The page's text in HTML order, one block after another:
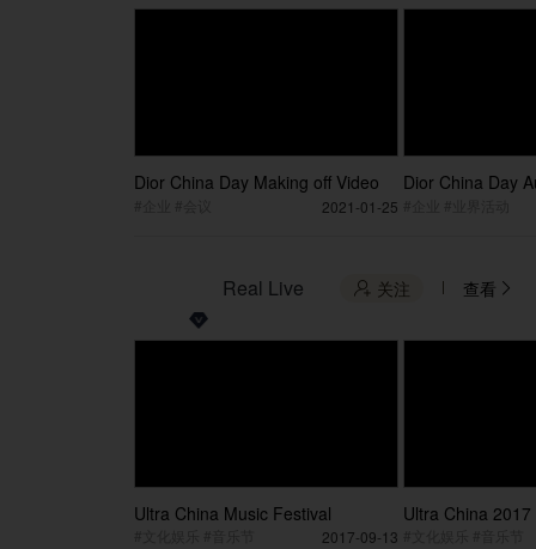
Dior China Day Making off Video
2021-01-25
Dior China Day
Real Live  关注 查看 
Ultra China Music Festival
2017-09-13
Ultra China